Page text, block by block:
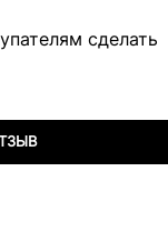
сделать